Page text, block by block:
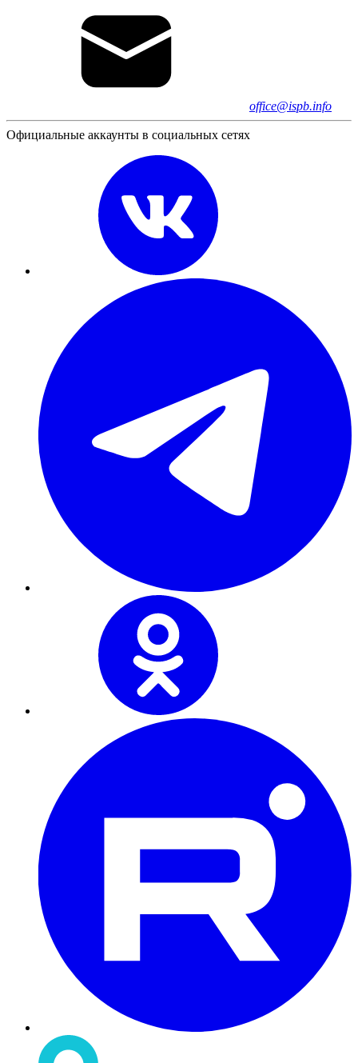
office@ispb.info
Официальные аккаунты в социальных сетях